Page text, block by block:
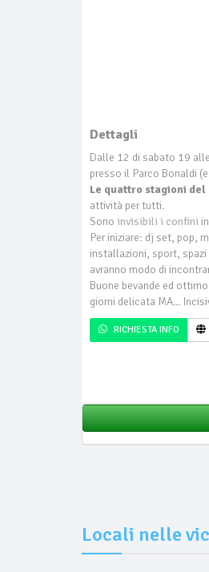
Dettagli
Dalle 12 di sabato 19
presso il Parco Bonaldi
Le quattro stagioni del
attività per tutti.
Sono invisibili i confini
Per iniziare: dj set, pop,
installazioni, sport, spazi
avranno modo di
Buone bevande ed
giorni delicata MA...
RICHIESTA INFO
Locali nelle